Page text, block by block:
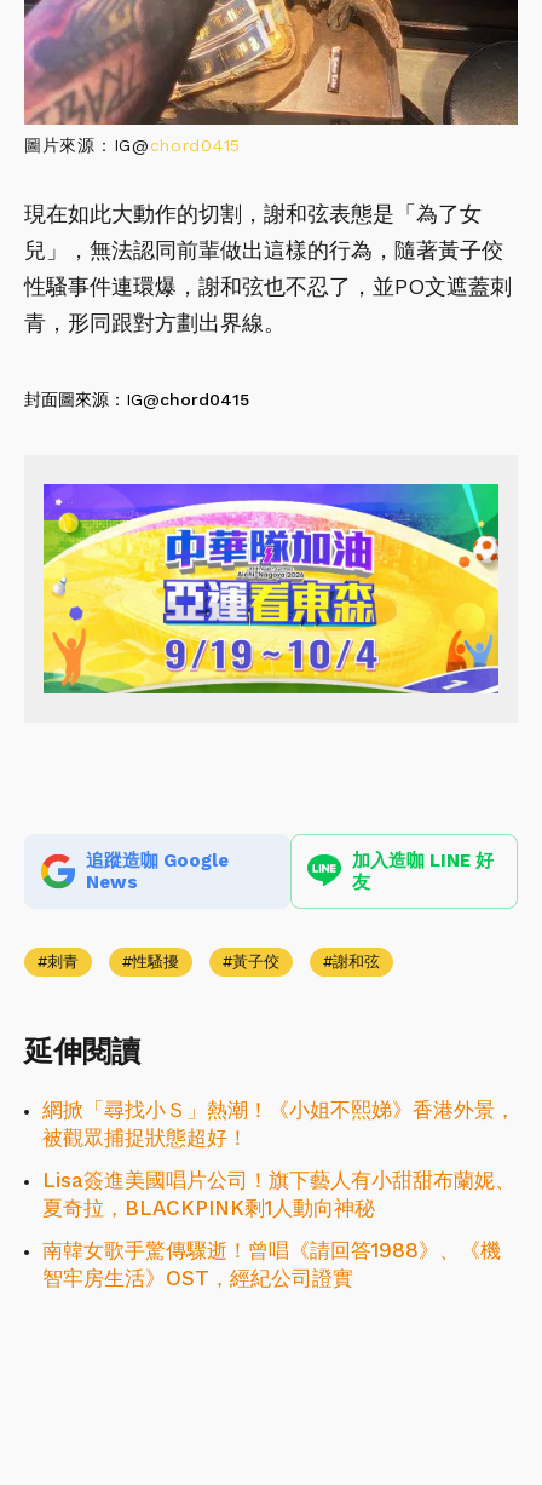
圖片來源：IG@chord0415
現在如此大動作的切割，謝和弦表態是「為了女
兒」，無法認同前輩做出這樣的行為，隨著黃子佼
性騷事件連環爆，謝和弦也不忍了，並PO文遮蓋刺
青，形同跟對方劃出界線。
封面圖來源：IG@chord0415
追蹤造咖 Google
News
加入造咖 LINE 好
友
刺青 性騷擾 黃子佼 謝和弦
延伸閱讀
網掀「尋找小Ｓ」熱潮！《小姐不熙娣》香港外景，
被觀眾捕捉狀態超好！
Lisa簽進美國唱片公司！旗下藝人有小甜甜布蘭妮、
夏奇拉，BLACKPINK剩1人動向神秘
南韓女歌手驚傳驟逝！曾唱《請回答1988》、《機
智牢房生活》OST，經紀公司證實